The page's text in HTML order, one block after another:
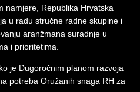
namjere, Republika Hrvatska
u radu stručne radne skupine i
aranžmana suradnje u
i prioritetima.
je Dugoročnim planom razvoja
potreba Oružanih snaga RH za